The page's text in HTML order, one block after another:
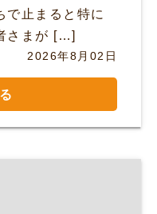
で止まると特に
さまが […]
2026年8月02日